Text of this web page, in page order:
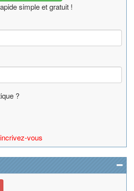
simple et gratuit !
?
vous